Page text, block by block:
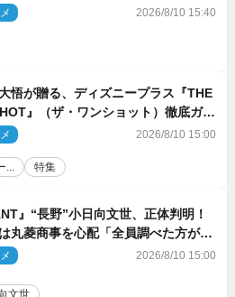
アル解禁
2026/8/10 15:40
悟が贈る、ディズニープラス『THE
』（ザ・ワンショット）徹底ガイ
のお笑い界に一石を投じる“真の笑
2026/8/10 15:00
... 特集
』“長野”小日向文世、正体判明！
丸菱商事を心配「全員調べた方がい
境すぎん？？」
2026/8/10 15:00
文世